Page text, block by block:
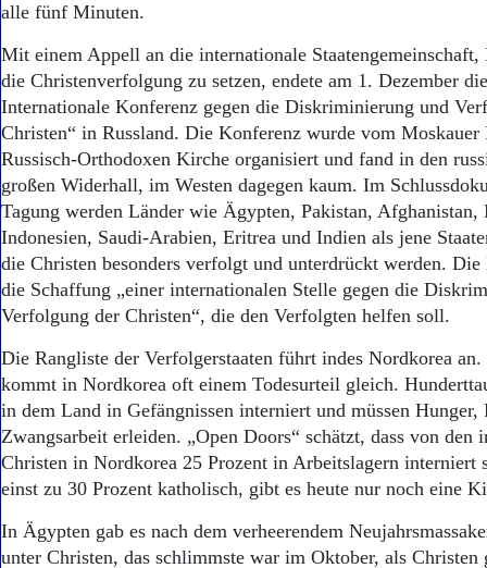
alle fünf Minuten.
Mit einem Appell an die internationale Staatengemeinschaft,
die Christenverfolgung zu setzen, endete am 1. Dezember
Internationale Konferenz gegen die Diskriminierung und
Christen“ in Russland. Die Konferenz wurde vom Moskauer
Russisch-Orthodoxen Kirche organisiert und fand in den
großen Widerhall, im Westen dagegen kaum. Im
Tagung werden Länder wie Ägypten, Pakistan, Afghanistan,
Indonesien, Saudi-Arabien, Eritrea und Indien als jene
die Christen besonders verfolgt und unterdrückt werden.
die Schaffung „einer internationalen Stelle gegen die
Verfolgung der Christen“, die den Verfolgten helfen soll.
Die Rangliste der Verfolgerstaaten führt indes Nordkorea
kommt in Nordkorea oft einem Todesurteil gleich.
in dem Land in Gefängnissen interniert und müssen Hunger,
Zwangsarbeit erleiden. „Open Doors“ schätzt, dass von den
Christen in Nordkorea 25 Prozent in Arbeitslagern interniert
einst zu 30 Prozent katholisch, gibt es heute nur noch eine
In Ägypten gab es nach dem verheerendem
unter Christen, das schlimmste war im Ok­tober, als Christen